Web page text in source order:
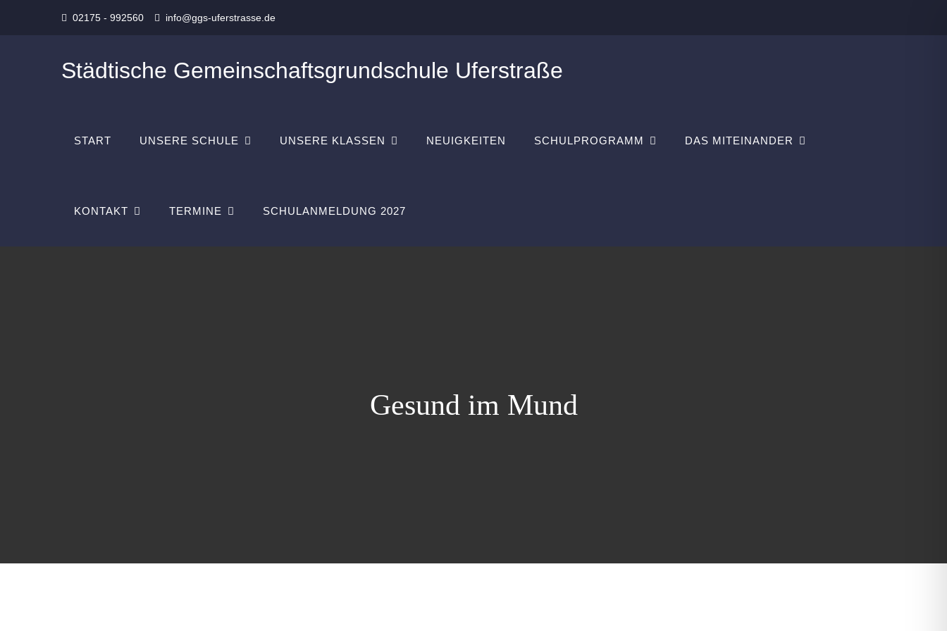
02175 - 992560 info@ggs-uferstrasse.de
Städtische Gemeinschaftsgrundschule Uferstraße
START UNSERE SCHULE UNSERE KLASSEN NEUIGKEITEN SCHULPROGRAMM DAS MITEINANDER
KONTAKT TERMINE SCHULANMELDUNG 2027
Gesund im Mund